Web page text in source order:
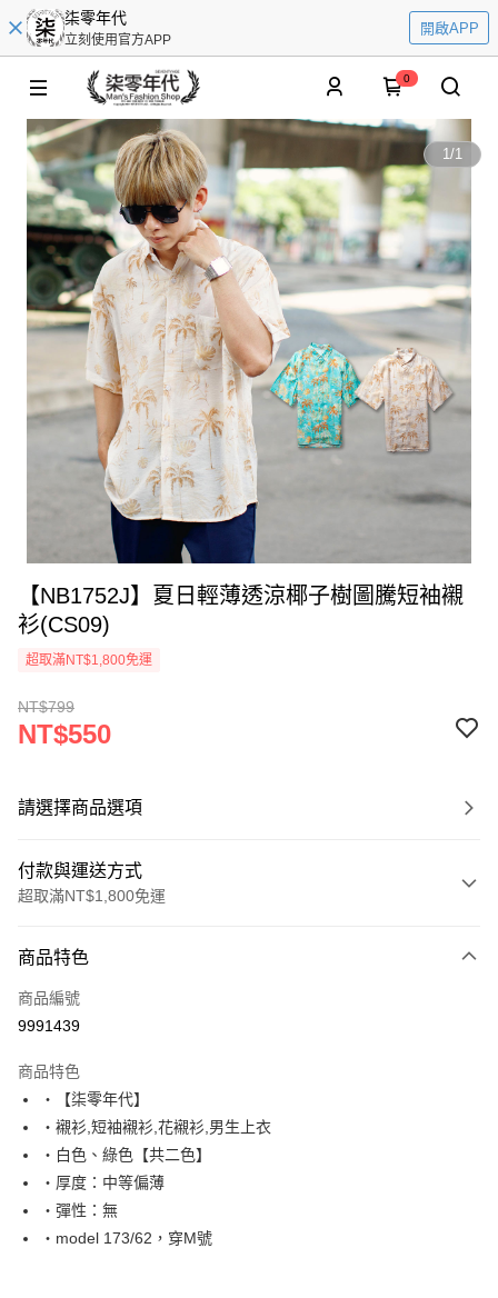
柒零年代
立刻使用官方APP
開啟APP
0
1/1
【NB1752J】夏日輕薄透涼椰子樹圖騰短袖襯
衫(CS09)
超取滿NT$1,800免運
NT$799
NT$550
請選擇商品選項
付款與運送方式
超取滿NT$1,800免運
信用卡一次付款
超商取貨付款
Apple Pay
街口支付
悠遊付
Google Pay
商品特色
商品編號
9991439
商品特色
‧【柒零年代】
‧襯衫,短袖襯衫,花襯衫,男生上衣
‧白色、綠色【共二色】
‧厚度：中等偏薄
‧彈性：無
‧model 173/62，穿M號